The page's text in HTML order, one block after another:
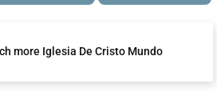
more Iglesia De Cristo Mundo